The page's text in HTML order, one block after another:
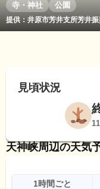
寺・神社 公園
提供：井原市芳井支所芳井
見頃状況
天神峡周辺の天気
1時間ごと